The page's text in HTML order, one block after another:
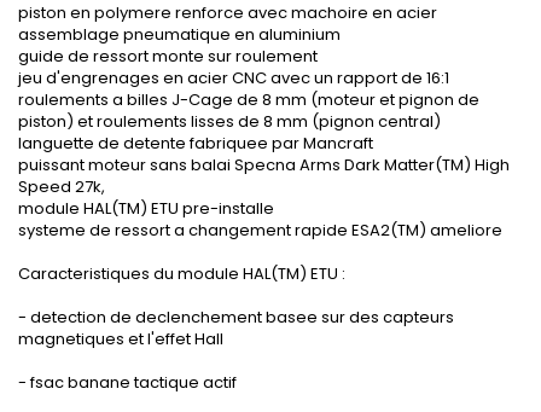
piston en polymere renforce avec machoire en acier
assemblage pneumatique en aluminium
guide de ressort monte sur roulement
jeu d'engrenages en acier CNC avec un rapport de 16:1
roulements a billes J-Cage de 8 mm (moteur et pignon de
piston) et roulements lisses de 8 mm (pignon central)
languette de detente fabriquee par Mancraft
puissant moteur sans balai Specna Arms Dark Matter(TM) High
Speed 27k,
module HAL(TM) ETU pre-installe
systeme de ressort a changement rapide ESA2(TM) ameliore
Caracteristiques du module HAL(TM) ETU :
- detection de declenchement basee sur des capteurs
magnetiques et l'effet Hall
- fsac banane tactique actif